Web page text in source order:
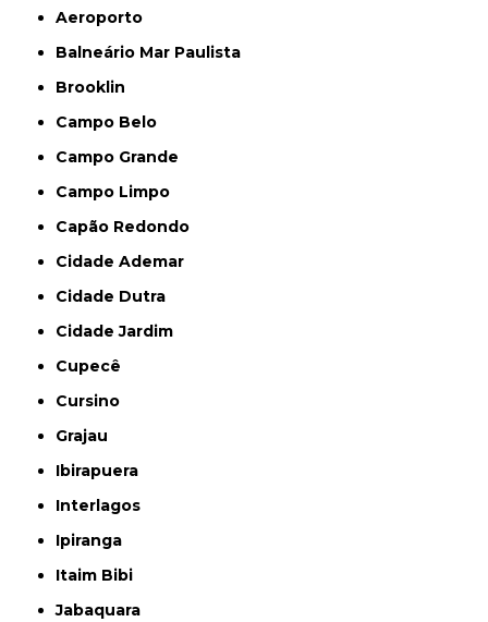
Aeroporto
Balneário Mar Paulista
Brooklin
Campo Belo
Campo Grande
Campo Limpo
Capão Redondo
Cidade Ademar
Cidade Dutra
Cidade Jardim
Cupecê
Cursino
Grajau
Ibirapuera
Interlagos
Ipiranga
Itaim Bibi
Jabaquara